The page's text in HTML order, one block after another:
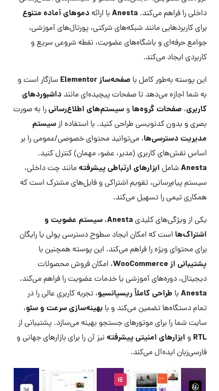
داخلی را فراهم می‌کند. Anesta با ارائه دموهای آماده متنوع
برای کاربردهایی مانند شبکه‌های شرکتی، پورتال‌های آموزشی،
جوامع حرفه‌ای و باشگاه‌های عضویت، نقطه شروعی سریع و
کاربردی ایجاد می‌کند.
این پوسته به‌طور کامل با صفحه‌ساز Elementor
سازگار است و
به شما اجازه می‌دهد تا صفحات پیچیده‌ای مانند داشبوردهای
کاربری، صفحات گروه‌ها و سیستم‌های اطلاع‌رسانیرا به صورت
بصری و بدون کدنویسی طراحی کنید. با استفاده ازسیستم
مدیریت دسترسی‌ها، می‌توانید محتوای خصوصی/عمومی را بر
اساس نقش‌های کاربری (مدیر، عضو، مهمان) کنترل کنید.
Anestaشامل ابزارهای ارتباطی پیشرفتهمانند چت داخلی،
سیستم پیام‌رسانی، تقویم اشتراکی و فایل‌های مشترک است که
همکاری تیمی را تسهیل می‌کند.
یکی از ویژگی‌های کلیدیAnesta، سیستم عضویت و
اشتراک‌ها است که امکان ایجاد سطوح دسترسی پولی یا رایگان
برای محتوای ویژه را فراهم می‌کند. این پوسته همچنین با
پشتیبانی از WooCommerce
، امکان فروش محصولات
دیجیتال، دوره‌های آموزشی یا خدمات عضویت را فراهم می‌کند.
Anesta با طراحی کاملاً ریسپانسیو، تجربه کاربری عالی را در
تمام دستگاه‌ها تضمین می‌کند و با بهینه‌سازی سرعت و سئو،
سایت شما را برای موتورهای جستجو بهینه می‌سازد. پشتیبانی از
RTL و ابزارهای امنیتی پیشرفته نیز آن را برای بازارهای جهانی و
فارسی‌زبان ایده‌آل می‌کند.